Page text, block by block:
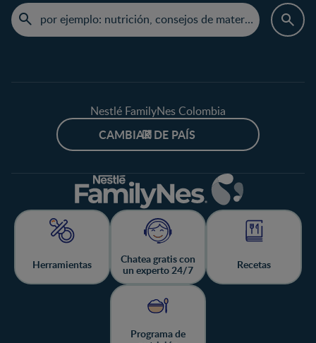
Nestlé FamilyNes Colombia
CAMBIAR DE PAÍS
Herramientas
Chatea gratis con
un experto 24/7
Recetas
Programa de